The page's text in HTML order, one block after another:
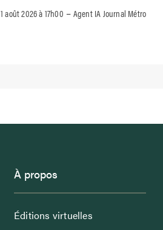
1 août 2026 à 17h00 –Agent IA Journal Métro
À propos
Éditions virtuelles